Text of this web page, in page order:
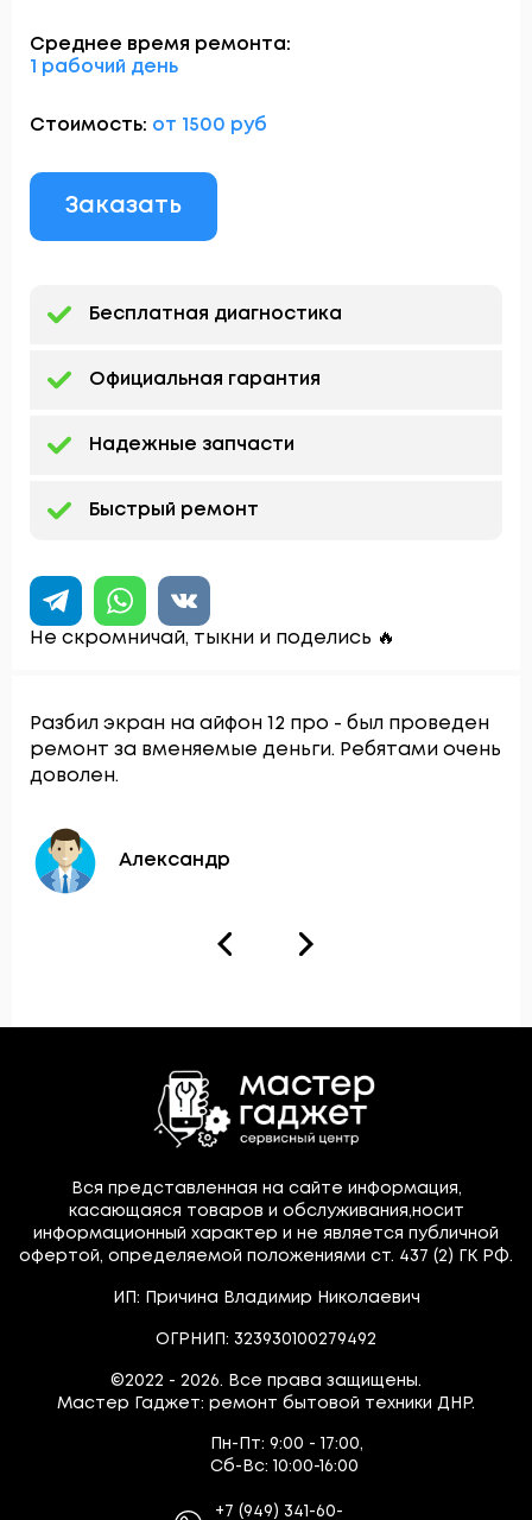
Среднее время ремонта:
1 рабочий день
Стоимость: от 1500 руб
Заказать
Бесплатная диагностика
Официальная гарантия
Надежные запчасти
Быстрый ремонт
Не скромничай, тыкни и поделись 🔥
Разбил экран на айфон 12 про - был проведен
ремонт за вменяемые деньги. Ребятами очень
доволен.
Александр
Вся представленная на сайте информация,
касающаяся товаров и обслуживания,носит
информационный характер и не является публичной
офертой, определяемой положениями ст. 437 (2) ГК РФ.
ИП: Причина Владимир Николаевич
ОГРНИП: 323930100279492
©2022 - 2026. Все права защищены.
Мастер Гаджет: ремонт бытовой техники ДНР.
Пн-Пт: 9:00 - 17:00,
Сб-Вс: 10:00-16:00
+7 (949) 341-60-